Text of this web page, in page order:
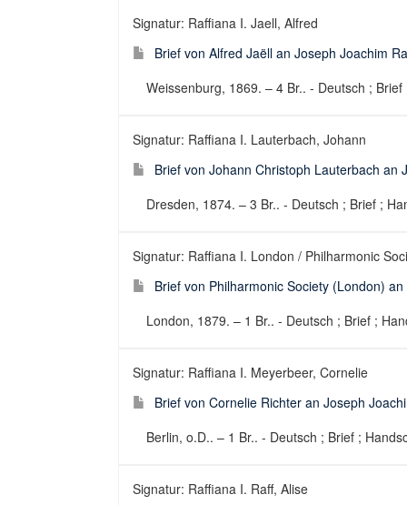
Signatur: Raffiana I. Jaell, Alfred
Brief von Alfred Jaëll an Joseph Joachim
Weissenburg, 1869. – 4 Br.. - Deutsch ;
Signatur: Raffiana I. Lauterbach, Johann
Brief von Johann Christoph Lauterbach an
Dresden, 1874. – 3 Br.. - Deutsch ; Brief ;
Signatur: Raffiana I. London / Philharmonic
Brief von Philharmonic Society (London)
London, 1879. – 1 Br.. - Deutsch ; Brief ;
Signatur: Raffiana I. Meyerbeer, Cornelie
Brief von Cornelie Richter an Joseph
Berlin, o.D.. – 1 Br.. - Deutsch ; Brief ;
Signatur: Raffiana I. Raff, Alise